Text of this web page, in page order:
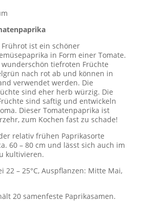
€2,50 €.
ist ein schöner
in Form einer Tomate.
tiefroten Früchte
nach rot ab und können in
verwendet werden. Die
sind eher herb würzig. Die
sind saftig und entwickeln
Dieser Tomatenpaprika ist
zum Kochen fast zu schade!
relativ frühen Paprikasorte
60 – 80 cm und lässt sich auch im
kultivieren.
22 – 25°C, Auspflanzen: Mitte Mai,
20 samenfeste Paprikasamen.